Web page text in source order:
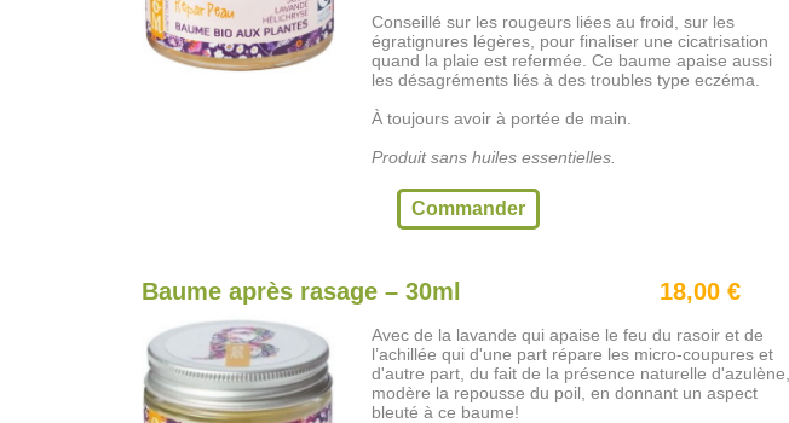
Conseillé sur les rougeurs liées au froid, sur les
égratignures légères, pour finaliser une cicatrisation
quand la plaie est refermée. Ce baume apaise aussi
les désagréments liés à des troubles type eczéma.
À toujours avoir à portée de main.
Produit sans huiles essentielles.
Commander
Baume après rasage – 30ml 18,00 €
Avec de la lavande qui apaise le feu du rasoir et de
l’achillée qui d'une part répare les micro-coupures et
d'autre part, du fait de la présence naturelle d'azulène,
modère la repousse du poil, en donnant un aspect
bleuté à ce baume!